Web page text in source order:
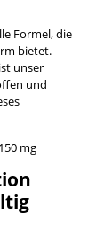
Formel, die
bietet.
unser
und
mg